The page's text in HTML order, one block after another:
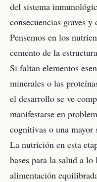
del sistema
consecuencias graves y
Pensemos en los
cemento de la
Si faltan elementos
minerales o las
el desarrollo se ve
manifestarse en
cognitivas o una mayor
La nutrición en esta
bases para la salud a
alimentación